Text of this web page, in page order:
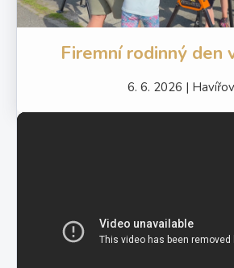
Firemní rodinný den
6. 6. 2026 | Havířov